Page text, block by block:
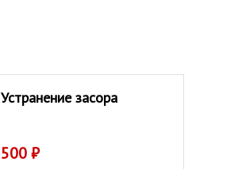
Устранение засора
500₽